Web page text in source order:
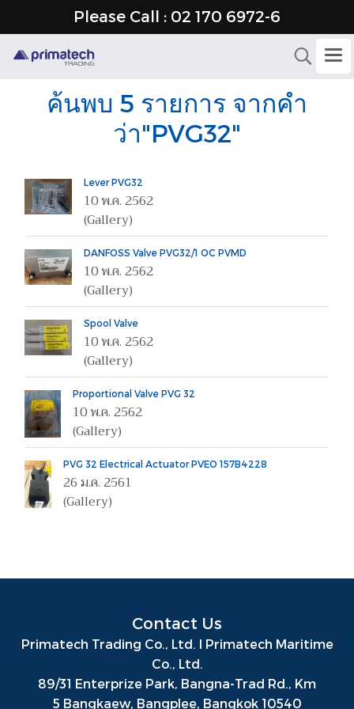
Please Call : 02 170 6972-6
ค้นพบ 5 รายการ จากคำ
ว่า"PVG32"
Lever PVG32
10 พ.ค. 2562
(Gallery)
DANFOSS Valve PVG32/1 OC PVMD
10 พ.ค. 2562
(Gallery)
Spool Valve
10 พ.ค. 2562
(Gallery)
Proportional Valve PVG 32
10 พ.ค. 2562
(Gallery)
PVG 32 Electrical Actuator PVEO 157B4228
26 ม.ค. 2561
(Gallery)
Contact Us
Primatech Trading Co., Ltd. I Primatech Maritime
Co., Ltd.
89/31 Enterprize Park, Bangna-Trad Rd., Km
5 Bangkaew, Bangplee, Bangkok 10540